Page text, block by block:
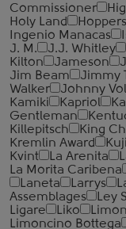
Commissioner
Holy Land
Hoppers
Ingenio Manacas
J. M.
J.J. Whitley
Kilton
Jameson
Jim Beam
Jimmy
Walker
Johnny
Kamiki
Kapriol
Gentleman
Killepitsch
King
Kremlin Award
Kvint
La Arenita
La Morita Caribena
Laneta
Larrys
Assemblages
Ley
Ligare
Liko
Limoncino Bottega